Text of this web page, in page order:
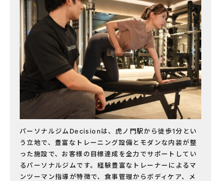
パーソナルジムDecisionは、虎ノ門駅から徒歩1分とい
う立地で、豊富なトレーニング設備とモダンな内装が整
った施設で、お客様の目標達成を全力でサポートしてい
るパーソナルジムです。経験豊富なトレーナーによるマ
ンツーマン指導が特徴で、食事管理からボディケア、メ